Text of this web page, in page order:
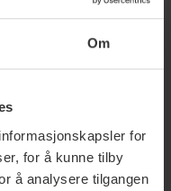
Om
for
for å kunne tilby
å analysere tilgangen